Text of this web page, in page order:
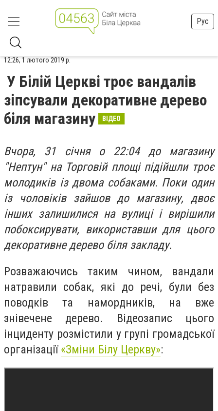
Рус
12:26, 1 лютого 2019 р.
У Білій Церкві троє вандалів
зіпсували декоративне дерево
біля магазину
ВІДЕО
Вчора, 31 січня о 22:04 до магазину
"Нептун" на Торговій площі підійшли троє
молодиків із двома собаками. Поки один
із чоловіків зайшов до магазину, двоє
інших залишилися на вулиці і вирішили
побоксирувати, використавши для цього
декоративне дерево біля закладу.
Розважаючись таким чином, вандали
натравили собак, які до речі, були без
поводків та намордників, на вже
знівечене дерево. Відеозапис цього
інциденту розмістили у групі громадської
організації «Зміни Білу Церкву»: